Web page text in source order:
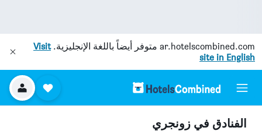
ar.hotelscombined.com متوفر أيضاً باللغة الإنجليزية.Visit
site in English
الفنادق في زونجري